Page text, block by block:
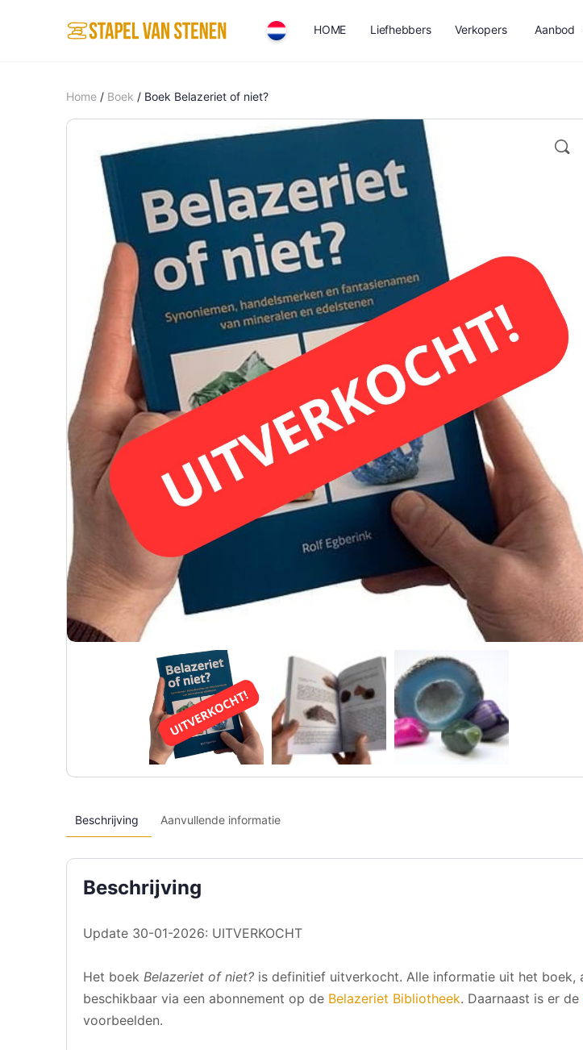
HOME Liefhebbers Verkopers Aanbod
Home / Boek / Boek Belazeriet of niet?
Beschrijving Aanvullende informatie
Beschrijving
Update 30-01-2026: UITVERKOCHT
Het boek Belazeriet of niet? is definitief uitverkocht. Alle informatie uit het boek,
beschikbaar via een abonnement op de Belazeriet Bibliotheek. Daarnaast is er de
voorbeelden.